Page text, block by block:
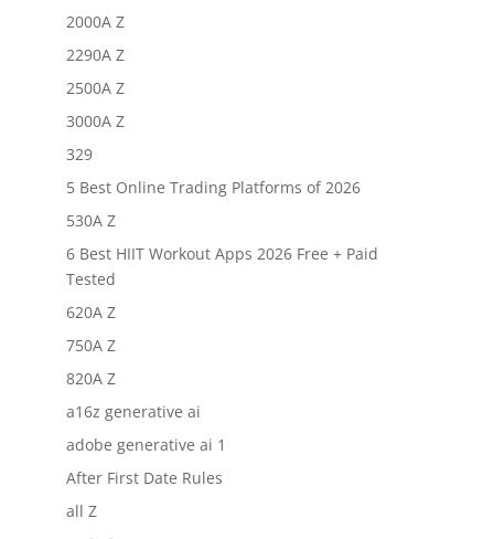
2000A Z
2290A Z
2500A Z
3000A Z
329
5 Best Online Trading Platforms of 2026
530A Z
6 Best HIIT Workout Apps 2026 Free + Paid
Tested
620A Z
750A Z
820A Z
a16z generative ai
adobe generative ai 1
After First Date Rules
all Z